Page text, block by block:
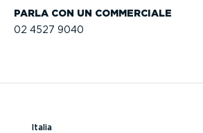
PARLA CON UN COMMERCIALE
02 4527 9040
Italia